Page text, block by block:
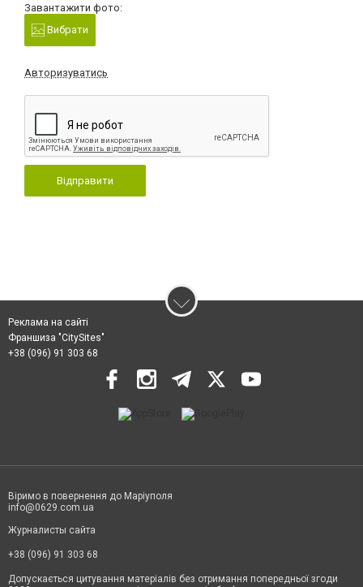
Завантажити фото:
Вибрати
Авторизуватись
Відправити
Реклама на сайті
Франшиза "CitySites"
+38 (096) 91 303 68
Віримо в повернення до Маріуполя
info@0629.com.ua
Журналисты сайта
+38 (096) 91 303 68
Допускається цитування матеріалів без отримання попередньої згоди